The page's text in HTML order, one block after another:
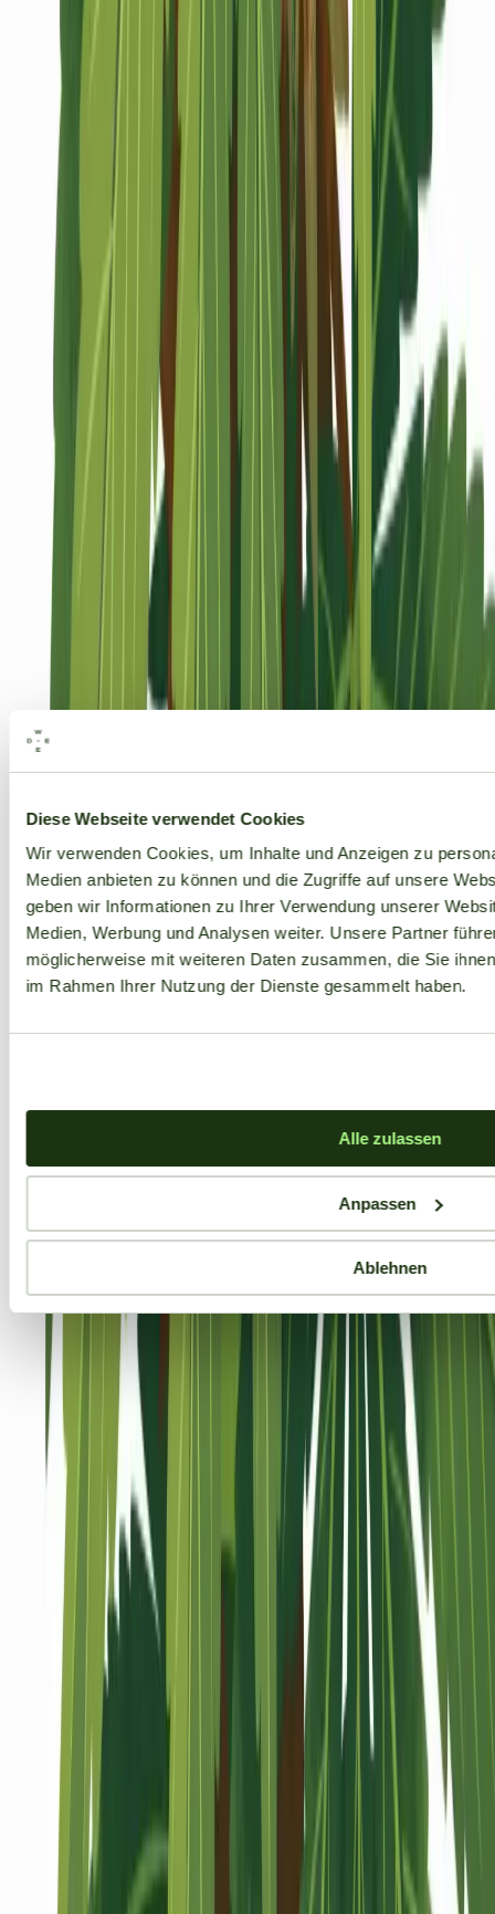
Diese Webseite verwendet Cookies
Wir verwenden Cookies, um Inhalte und Anzeigen zu
Medien anbieten zu können und die Zugriffe auf unsere
geben wir Informationen zu Ihrer Verwendung unserer
Medien, Werbung und Analysen weiter. Unsere Partner
möglicherweise mit weiteren Daten zusammen, die Sie
im Rahmen Ihrer Nutzung der Dienste gesammelt haben.
Alle zulassen
Anpassen
Ablehnen
Marken
Seedbanks